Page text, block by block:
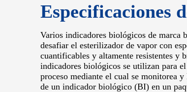
Especificaciones
Varios indicadores biológicos de marca
desafiar el esterilizador de vapor con
cuantificables y altamente resistentes y
indicadores biológicos se utilizan para
proceso mediante el cual se monitorea
de un indicador biológico (BI) en un